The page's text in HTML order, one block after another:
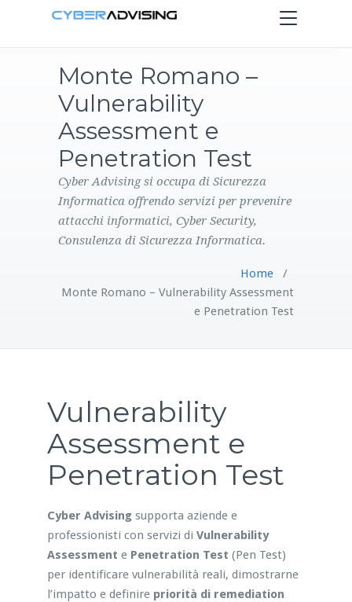
Toggle
navigation
PRODOTTI
CONTATTI
Monte Romano –
Vulnerability
Assessment e
Penetration Test
Cyber Advising si occupa di Sicurezza
Informatica offrendo servizi per prevenire
attacchi informatici, Cyber Security,
Consulenza di Sicurezza Informatica.
Home/
Monte Romano – Vulnerability Assessment
e Penetration Test
Vulnerability
Assessment e
Penetration Test
Cyber Advisingsupporta aziende e
professionisti con servizi di Vulnerability
Assessment e Penetration Test (Pen Test)
per identificare vulnerabilità reali, dimostrarne
l’impatto e definire priorità di remediation